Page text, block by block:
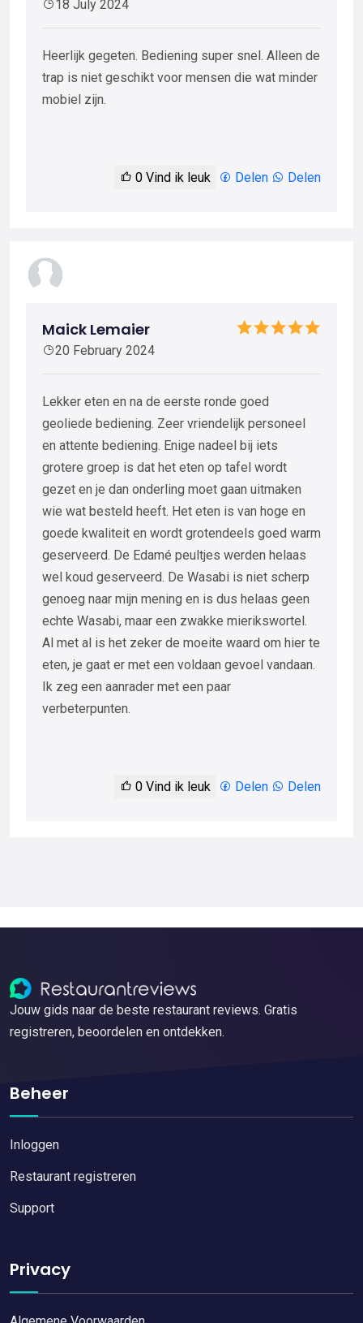
18 July 2024
Heerlijk gegeten. Bediening super snel. Alleen de
trap is niet geschikt voor mensen die wat minder
mobiel zijn.
0 Vind ik leuk Delen Delen
Maick Lemaier
20 February 2024
Lekker eten en na de eerste ronde goed
geoliede bediening. Zeer vriendelijk personeel
en attente bediening. Enige nadeel bij iets
grotere groep is dat het eten op tafel wordt
gezet en je dan onderling moet gaan uitmaken
wie wat besteld heeft. Het eten is van hoge en
goede kwaliteit en wordt grotendeels goed warm
geserveerd. De Edamé peultjes werden helaas
wel koud geserveerd. De Wasabi is niet scherp
genoeg naar mijn mening en is dus helaas geen
echte Wasabi, maar een zwakke mierikswortel.
Al met al is het zeker de moeite waard om hier te
eten, je gaat er met een voldaan gevoel vandaan.
Ik zeg een aanrader met een paar
verbeterpunten.
0 Vind ik leuk Delen Delen
Jouw gids naar de beste restaurant reviews. Gratis
registreren, beoordelen en ontdekken.
Beheer
Inloggen
Restaurant registreren
Support
Privacy